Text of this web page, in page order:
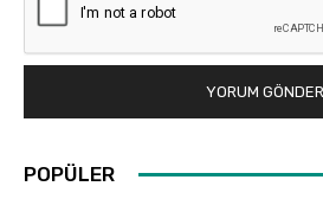
POPÜLER